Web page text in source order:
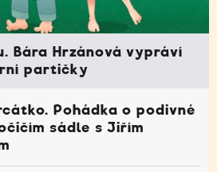
Bára Hrzánová vypráví
partičky
Pohádka o podivné
sádle s Jiřím